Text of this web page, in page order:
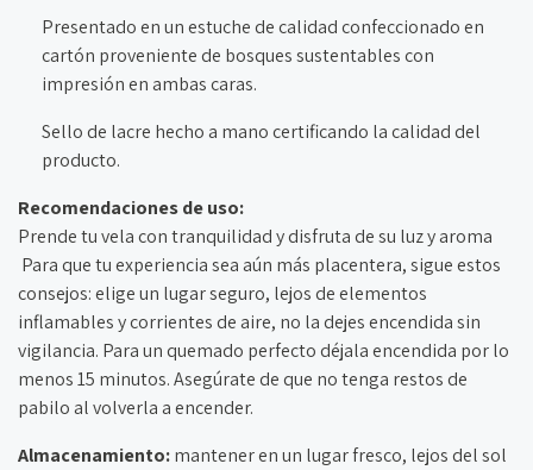
Presentado en un estuche de calidad confeccionado en
cartón proveniente de bosques sustentables con
impresión en ambas caras.
Sello de lacre hecho a mano certificando la calidad del
producto.
Recomendaciones de uso:
Prende tu vela con tranquilidad y disfruta de su luz y aroma
Para que tu experiencia sea aún más placentera, sigue estos
consejos: elige un lugar seguro, lejos de elementos
inflamables y corrientes de aire, no la dejes encendida sin
vigilancia. Para un quemado perfecto déjala encendida por lo
menos 15 minutos. Asegúrate de que no tenga restos de
pabilo al volverla a encender.
Almacenamiento:mantener en un lugar fresco, lejos del sol